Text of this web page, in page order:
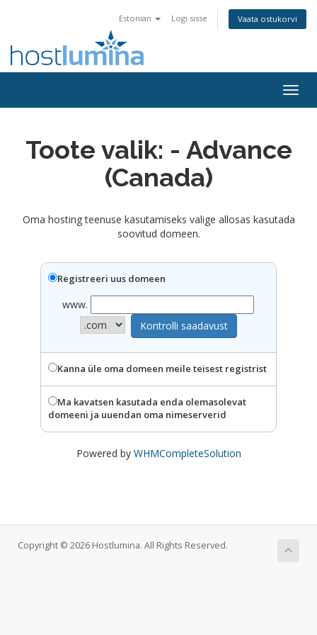
Estonian Logi sisse Vaata ostukorvi
Toote valik: - Advance
(Canada)
Oma hosting teenuse kasutamiseks valige allosas kasutada
soovitud domeen.
Registreeri uus domeen
www.
Kanna üle oma domeen meile teisest registrist
Ma kavatsen kasutada enda olemasolevat
domeeni ja uuendan oma nimeserverid
Powered by WHMCompleteSolution
Copyright © 2026 Hostlumina. All Rights Reserved.